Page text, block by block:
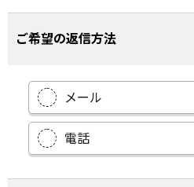
ご希望の返信方法
メール
電話